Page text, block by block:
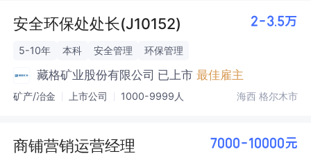
安全环保处处长(J10152) 2-3.5万
5-10年 本科 安全管理 环保管理
藏格矿业股份有限公司 已上市 最佳雇主
矿产/冶金 上市公司 1000-9999人 海西 格尔木市
商铺营销运营经理 7000-10000元